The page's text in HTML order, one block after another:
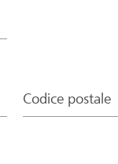
Codice postale